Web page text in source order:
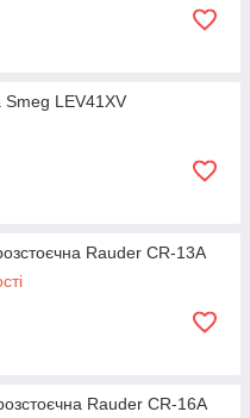
LEV41XV
Rauder CR-13A
Rauder CR-16A